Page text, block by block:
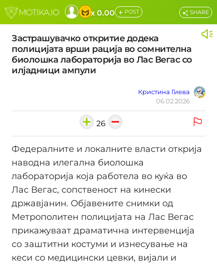
x 0.00 + POST
Застрашувачко откритие додека
полицијата врши рација во сомнителна
биолошка лабораторија во Лас Вегас со
илјадници ампули
Кристина Гиева
06.02.2026
SHARE
26
Федералните и локалните власти открија
наводна илегална биолошка
лабораторија која работела во куќа во
Лас Вегас, сопственост на кинески
државјанин. Објавените снимки од
Метрополитен полицијата на Лас Вегас
прикажуваат драматична интервенција
со заштитни костуми и изнесување на
кеси со медицински цевки, вијали и